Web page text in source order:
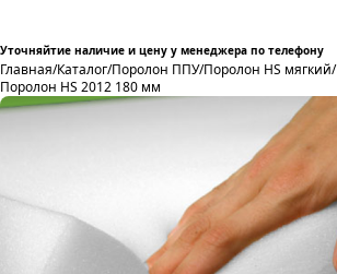
Уточняйтие наличие и цену у менеджера по телефону
Главная/Каталог/Поролон ППУ/Поролон HS мягкий/
Поролон HS 2012 180 мм